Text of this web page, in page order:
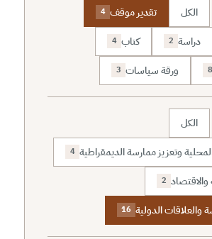
الكل تقدير موقف 4
دراسة 2 كتاب 4
8 ورقة سياسات 3
الكل
وتعزيز ممارسة الديمقراطية 4
والاقتصاد 2
والعلاقات الدولية 16